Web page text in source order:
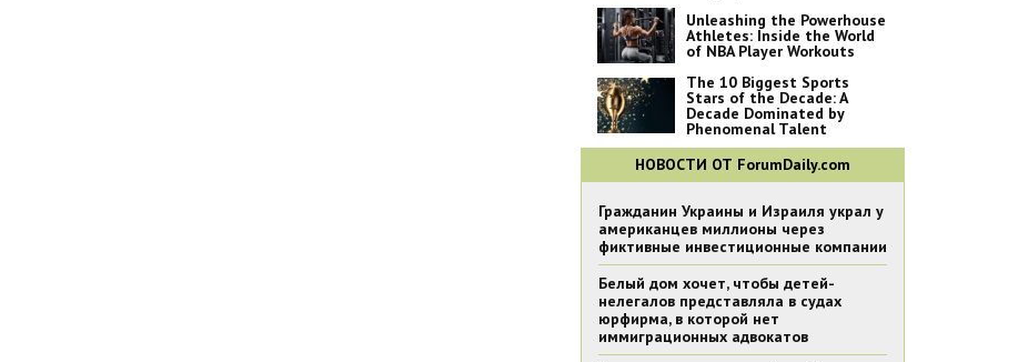
Unleashing the Powerhouse
Athletes: Inside the World
of NBA Player Workouts
The 10 Biggest Sports
Stars of the Decade: A
Decade Dominated by
Phenomenal Talent
НОВОСТИ ОТ ForumDaily.com
Гражданин Украины и Израиля украл у
американцев миллионы через
фиктивные инвестиционные компании
Белый дом хочет, чтобы детей-
нелегалов представляла в судах
юрфирма, в которой нет
иммиграционных адвокатов